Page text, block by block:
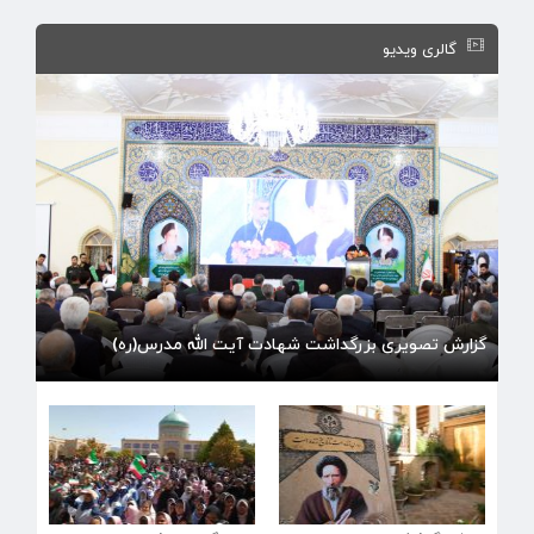
گالری ویدیو
گزارش تصویری بزرگداشت شهادت آیت الله مدرس(ره)